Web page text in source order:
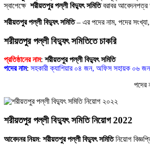
স্বাপেক্ষে শরীয়তপুর পল্লী বিদ্যুৎ সমিতিবরাবর আবেদনপত্র
শরীয়তপুর পল্লী বিদ্যুৎ সমিতি– এর পদের নাম, পদের
শরীয়তপুর পল্লী বিদ্যুৎ সমিতিতে চাকরি
প্রতিষ্ঠানের নাম: শরীয়তপুর পল্লী বিদ্যুৎ সমিতি
পদের নাম: সহকারী ক্যাশিয়ার ০৪ জন, অফিস সহায়ক ০৬
পদের
শরীয়তপুর পল্লী বিদ্যুৎ সমিতি নিয়োগ 2022
আবেদনর নিয়ম: শরীয়তপুর পল্লী বিদ্যুৎ সমিতিনিয়ােগ